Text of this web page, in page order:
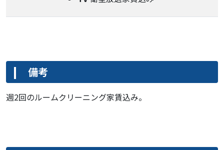
備考
週2回のルームクリーニング家賃込み。